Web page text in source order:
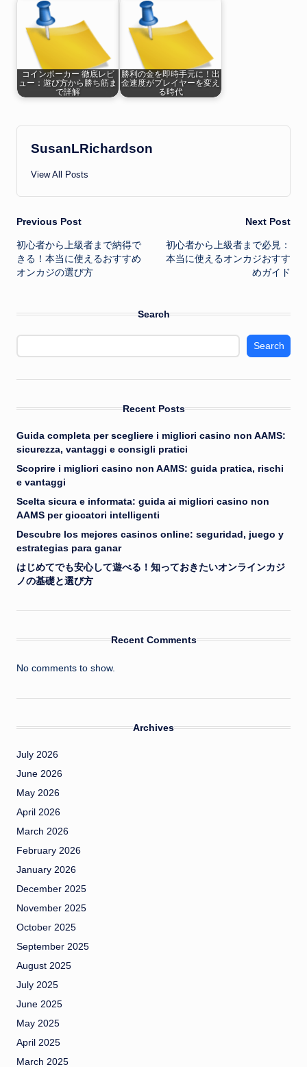
コインポーカー 徹底レビ
ュー：遊び方から勝ち筋ま
で詳解
勝利の金を即時手元に！出
金速度がプレイヤーを変え
る時代
SusanLRichardson
View All Posts
Post
navigation
Previous Post
初心者から上級者まで納得で
きる！本当に使えるおすすめ
オンカジの選び方
Next Post
初心者から上級者まで必見：
本当に使えるオンカジおすす
めガイド
Search
Search
Recent Posts
Guida completa per scegliere i migliori casino non AAMS:
sicurezza, vantaggi e consigli pratici
Scoprire i migliori casino non AAMS: guida pratica, rischi
e vantaggi
Scelta sicura e informata: guida ai migliori casino non
AAMS per giocatori intelligenti
Descubre los mejores casinos online: seguridad, juego y
estrategias para ganar
はじめてでも安心して遊べる！知っておきたいオンラインカジ
ノの基礎と選び方
Recent Comments
No comments to show.
Archives
July 2026
June 2026
May 2026
April 2026
March 2026
February 2026
January 2026
December 2025
November 2025
October 2025
September 2025
August 2025
July 2025
June 2025
May 2025
April 2025
March 2025